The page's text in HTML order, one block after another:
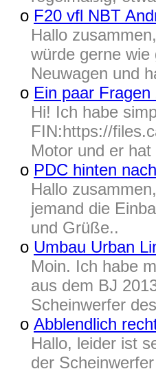
o F20 vfl NBT
Hallo
würde gerne
Neuwagen und
o Ein paar
Hi! Ich habe
FIN:https://
Motor und er
o PDC hinten
Hallo
jemand die
und Grüße..
o Umbau Urban
Moin. Ich habe
aus dem BJ
Scheinwerfer
o Abblendlich
Hallo, leider ist
der